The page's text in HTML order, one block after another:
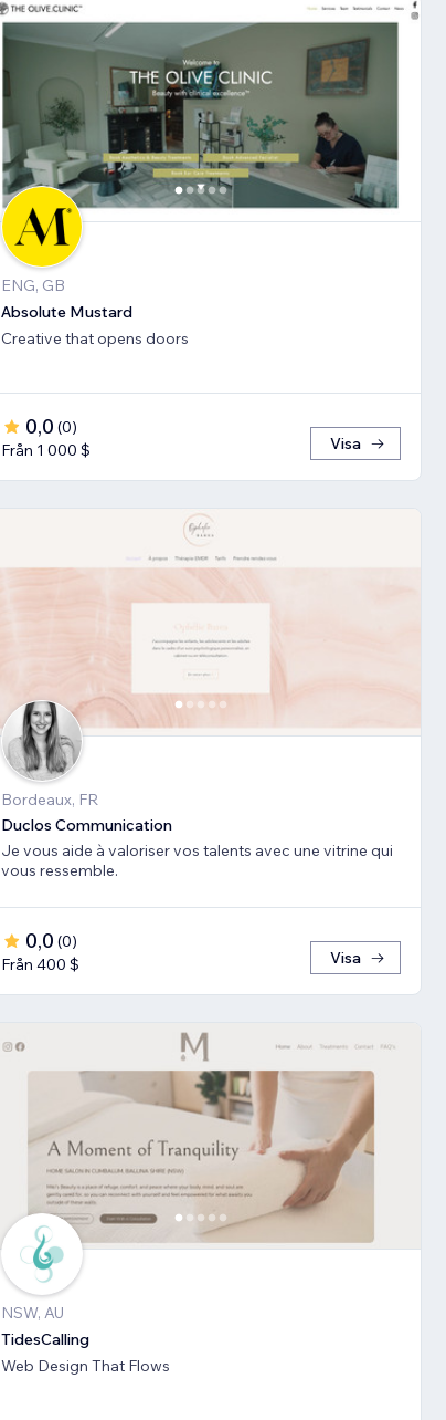
ENG, GB
Absolute Mustard
Creative that opens doors
0,0 (0)
Från 1 000 $
Visa
Bordeaux, FR
Duclos Communication
Je vous aide à valoriser vos talents avec une vitrine qui
vous ressemble.
0,0 (0)
Från 400 $
Visa
NSW, AU
TidesCalling
Web Design That Flows